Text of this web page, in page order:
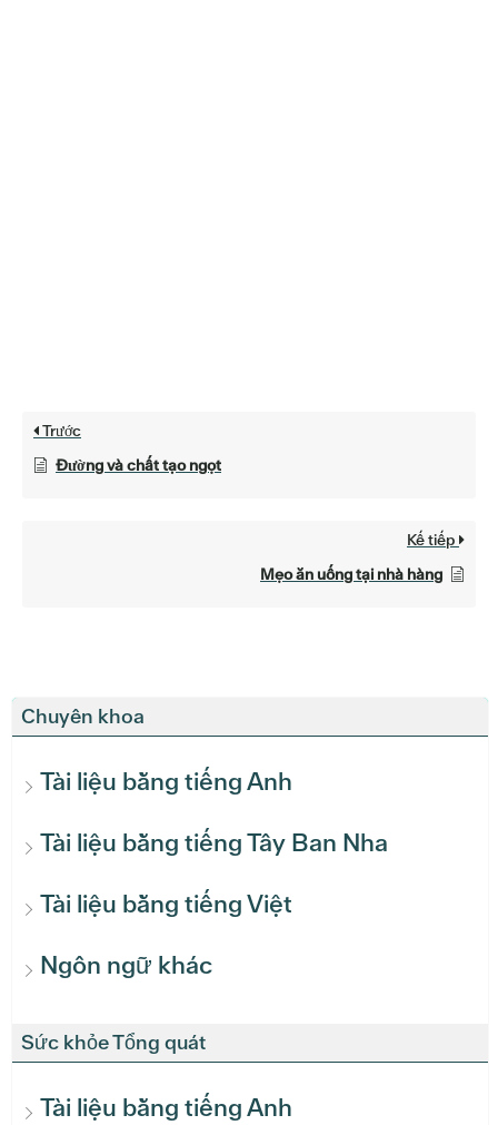
Chuyên khoa
Tài liệu bằng tiếng Anh
Tài liệu bằng tiếng Tây Ban Nha
Tài liệu bằng tiếng Việt
Ngôn ngữ khác
Sức khỏe Tổng quát
Tài liệu bằng tiếng Anh
Trước
Đường và chất tạo ngọt
Kế tiếp
Mẹo ăn uống tại nhà hàng